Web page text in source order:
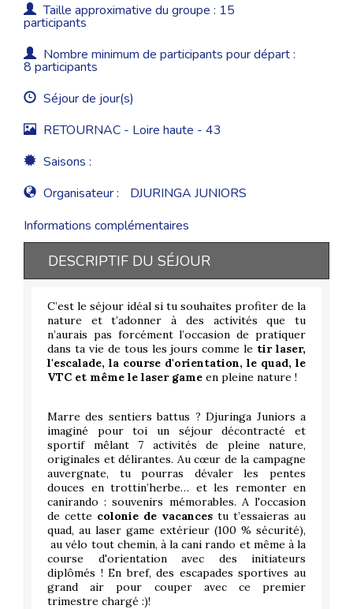
Taille approximative du groupe : 15
participants
Nombre minimum de participants pour départ :
8 participants
Séjour de jour(s)
RETOURNAC - Loire haute - 43
Saisons :
Organisateur :
DJURINGA JUNIORS
Informations complémentaires
DESCRIPTIF DU SÉJOUR
C’est le séjour idéal si tu souhaites profiter de la
nature et t’adonner à des activités que tu
n’aurais pas forcément l’occasion de pratiquer
dans ta vie de tous les jours comme le tir laser,
l'escalade, la course d'orientation, le quad, le
VTC et même le laser game en pleine nature !
Marre des sentiers battus ? Djuringa Juniors a
imaginé pour toi un séjour décontracté et
sportif mêlant 7 activités de pleine nature,
originales et délirantes. Au cœur de la campagne
auvergnate, tu pourras dévaler les pentes
douces en trottin’herbe… et les remonter en
canirando : souvenirs mémorables. A l'occasion
de cette colonie de vacances tu t’essaieras au
quad, au laser game extérieur (100 % sécurité),
au vélo tout chemin, à la cani rando et même à la
course d'orientation avec des initiateurs
diplômés ! En bref, des escapades sportives au
grand air pour couper avec ce premier
trimestre chargé :)!